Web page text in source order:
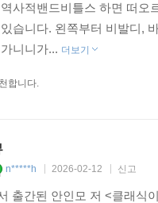
역사적밴드비틀스 하면 떠오
있습니다. 왼쪽부터 비발디,
가니니가... 더보기
합니다.
n*****h 2026-02-12 신고
출간된 안인모 저 <클래식